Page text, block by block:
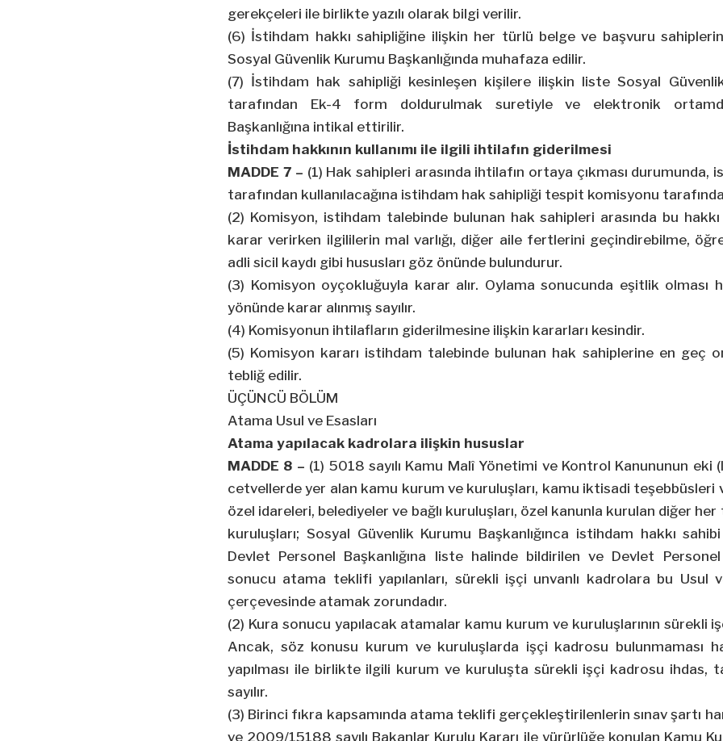
gerekçeleri ile birlikte yazılı olarak bilgi verilir.
(6) İstihdam hakkı sahipliğine ilişkin her türlü belge ve başvuru
Sosyal Güvenlik Kurumu Başkanlığında muhafaza edilir.
(7) İstihdam hak sahipliği kesinleşen kişilere ilişkin liste Sosyal Güvenlik
tarafından Ek-4 form doldurulmak suretiyle ve elektronik
Başkanlığına intikal ettirilir.
İstihdam hakkının kullanımı ile ilgili ihtilafın giderilmesi
MADDE 7 – (1) Hak sahipleri arasında ihtilafın ortaya çıkması durumunda,
tarafından kullanılacağına istihdam hak sahipliği tespit komisyonu
(2) Komisyon, istihdam talebinde bulunan hak sahipleri arasında bu
karar verirken ilgililerin mal varlığı, diğer aile fertlerini geçindirebilme,
adli sicil kaydı gibi hususları göz önünde bulundurur.
(3) Komisyon oyçokluğuyla karar alır. Oylama sonucunda eşitlik olması
yönünde karar alınmış sayılır.
(4) Komisyonun ihtilafların giderilmesine ilişkin kararları kesindir.
(5) Komisyon kararı istihdam talebinde bulunan hak sahiplerine en geç
tebliğ edilir.
ÜÇÜNCÜ BÖLÜM
Atama Usul ve Esasları
Atama yapılacak kadrolara ilişkin hususlar
MADDE 8 – (1) 5018 sayılı Kamu Malî Yönetimi ve Kontrol Kanununun eki
cetvellerde yer alan kamu kurum ve kuruluşları, kamu iktisadi teşebbüsleri
özel idareleri, belediyeler ve bağlı kuruluşları, özel kanunla kurulan diğer
kuruluşları; Sosyal Güvenlik Kurumu Başkanlığınca istihdam hakkı
Devlet Personel Başkanlığına liste halinde bildirilen ve Devlet Personel
sonucu atama teklifi yapılanları, sürekli işçi unvanlı kadrolara bu Usul
çerçevesinde atamak zorundadır.
(2) Kura sonucu yapılacak atamalar kamu kurum ve kuruluşlarının sürekli
Ancak, söz konusu kurum ve kuruluşlarda işçi kadrosu bulunmaması
yapılması ile birlikte ilgili kurum ve kuruluşta sürekli işçi kadrosu ihdas,
sayılır.
(3) Birinci fıkra kapsamında atama teklifi gerçekleştirilenlerin sınav şartı
ve 2009/15188 sayılı Bakanlar Kurulu Kararı ile yürürlüğe konulan Kamu